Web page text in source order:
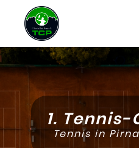
MT100
1.
Tennis in